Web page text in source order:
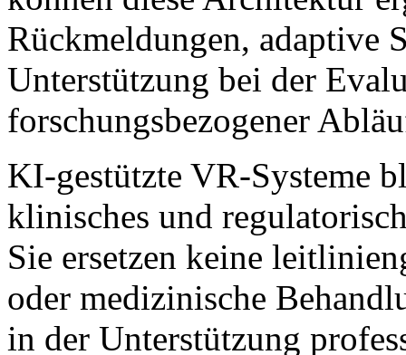
Rückmeldungen, adaptive
Unterstützung bei der
forschungsbezogener
KI-gestützte VR-Systeme
klinisches und
Sie ersetzen keine
oder medizinische
in der Unterstützung